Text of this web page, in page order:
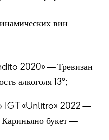
вин
2020» — Тревизан
алкоголя 13°;
IGT «Unlitro» 2022 —
букет —